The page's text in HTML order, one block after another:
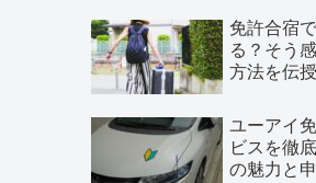
免許合宿
る？そう
方法を伝授
ユーアイ
ビスを徹
の魅力と